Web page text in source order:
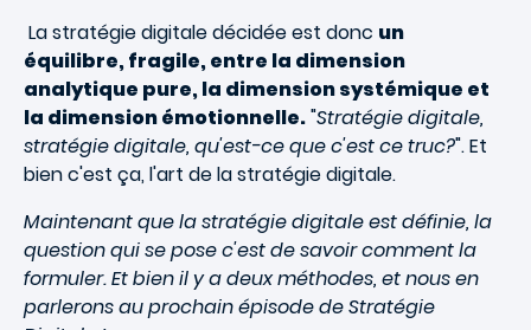
La stratégie digitale décidée est donc un
équilibre, fragile, entre la dimension
analytique pure, la dimension systémique et
la dimension émotionnelle."Stratégie digitale,
stratégie digitale, qu'est-ce que c'est ce truc?". Et
bien c'est ça, l'art de la stratégie digitale.
Maintenant que la stratégie digitale est définie, la
question qui se pose c'est de savoir comment la
formuler. Et bien il y a deux méthodes, et nous en
parlerons au prochain épisode de Stratégie